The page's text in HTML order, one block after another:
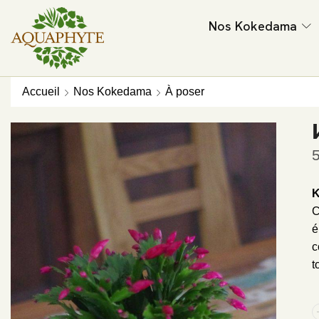
Nos Kokedama
Accueil Nos Kokedama À poser